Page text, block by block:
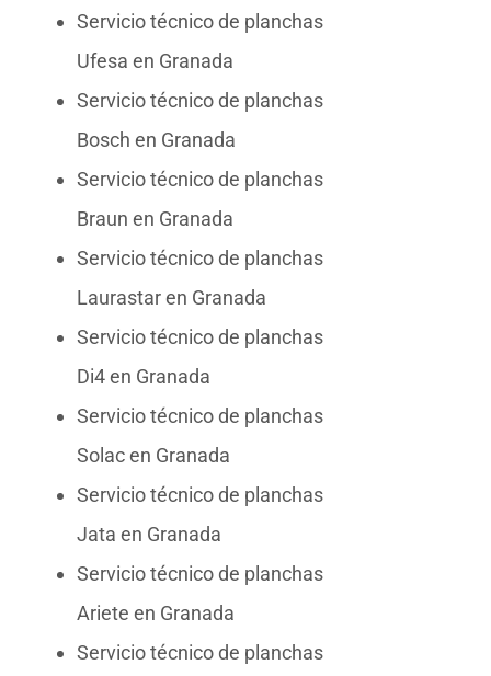
Servicio técnico de planchas
Ufesa en Granada
Servicio técnico de planchas
Bosch en Granada
Servicio técnico de planchas
Braun en Granada
Servicio técnico de planchas
Laurastar en Granada
Servicio técnico de planchas
Di4 en Granada
Servicio técnico de planchas
Solac en Granada
Servicio técnico de planchas
Jata en Granada
Servicio técnico de planchas
Ariete en Granada
Servicio técnico de planchas